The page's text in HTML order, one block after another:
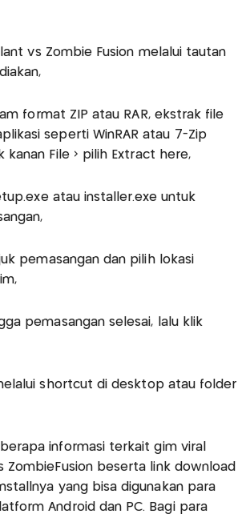
vs Zombie Fusion melalui tautan
format ZIP atau RAR, ekstrak file
seperti WinRAR atau 7-Zip
kanan File > pilih Extract here,
atau installer.exe untuk
pemasangan dan pilih lokasi
pemasangan selesai, lalu klik
shortcut di desktop atau folder
informasi terkait gim viral
ZombieFusion beserta link download
yang bisa digunakan para
Android dan PC. Bagi para